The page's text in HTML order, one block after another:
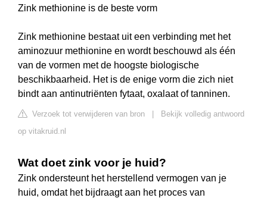
Zink methionine is de beste vorm
Zink methionine bestaat uit een verbinding met het
aminozuur methionine en wordt beschouwd als één
van de vormen met de hoogste biologische
beschikbaarheid. Het is de enige vorm die zich niet
bindt aan antinutriënten fytaat, oxalaat of tanninen.
Verzoek tot verwijderen van bron
Bekijk volledig antwoord
op vitakruid.nl
Wat doet zink voor je huid?
Zink ondersteunt het herstellend vermogen van je
huid, omdat het bijdraagt aan het proces van